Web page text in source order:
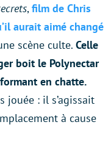
,film de Chris
aurait aimé changé
scène culte. Celle
boit le Polynectar
en chatte.
jouée : il s’agissait
à cause